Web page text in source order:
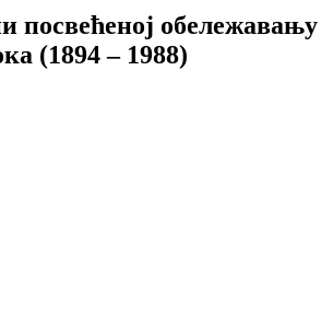
посвећеној
(1894 – 1988)